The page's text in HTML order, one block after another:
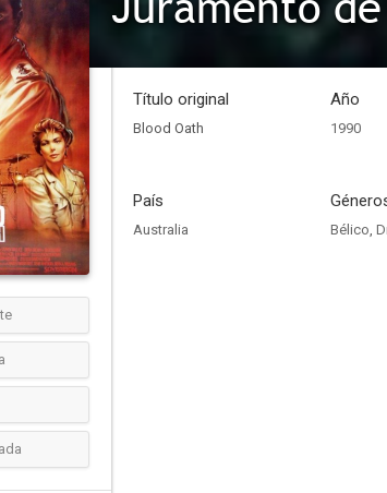
Título original
Blood Oath
Año
1990
País
Australia Bélico,